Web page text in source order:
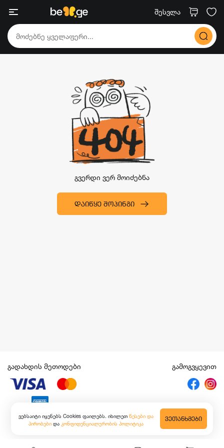
შესვლა
გვერდი ვერ მოიძებნა
ᲓᲐᲘᲬᲧᲔ ᲨᲝᲞᲘᲜᲒᲘ
ვებსაიტი იყენებს Cookies ფაილებს. იხილეთ წესები და
პირობები და კონფიდენციალურობის პოლიტიკა
ᲕᲔᲗᲐᲜᲮᲛᲔᲑᲘ
გადახდის მეთოდები გამოგვყევით